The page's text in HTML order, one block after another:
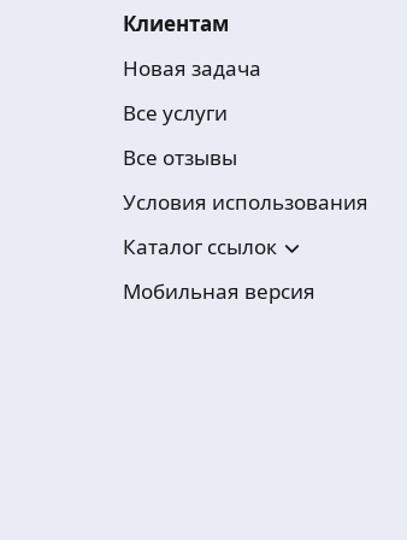
Клиентам
Новая задача
Все услуги
Все отзывы
Условия использования
Каталог ссылок
Мобильная версия